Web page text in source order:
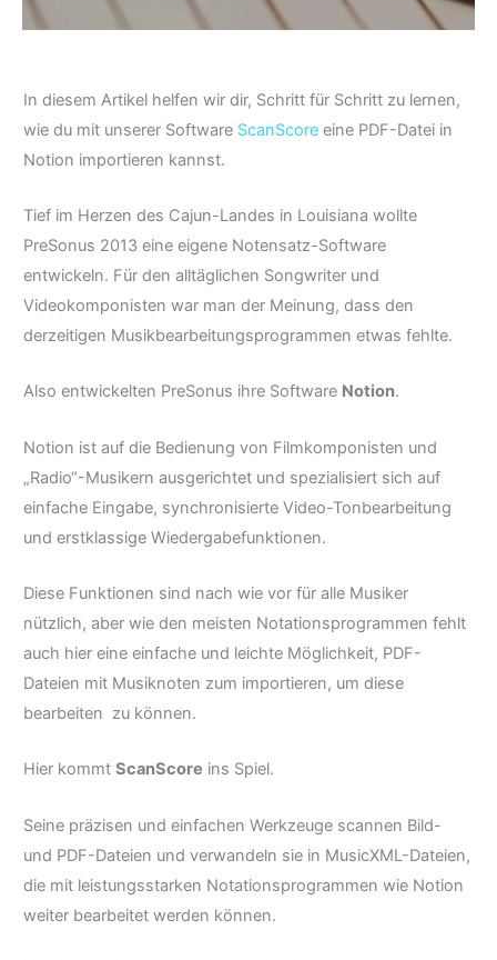
In diesem Artikel helfen wir dir, Schritt für Schritt zu lernen,
wie du mit unserer Software ScanScore eine PDF-Datei in
Notion importieren kannst.
Tief im Herzen des Cajun-Landes in Louisiana wollte
PreSonus 2013 eine eigene Notensatz-Software
entwickeln. Für den alltäglichen Songwriter und
Videokomponisten war man der Meinung, dass den
derzeitigen Musikbearbeitungsprogrammen etwas fehlte.
Also entwickelten PreSonus ihre Software Notion.
Notion ist auf die Bedienung von Filmkomponisten und
„Radio“-Musikern ausgerichtet und spezialisiert sich auf
einfache Eingabe, synchronisierte Video-Tonbearbeitung
und erstklassige Wiedergabefunktionen.
Diese Funktionen sind nach wie vor für alle Musiker
nützlich, aber wie den meisten Notationsprogrammen fehlt
auch hier eine einfache und leichte Möglichkeit, PDF-
Dateien mit Musiknoten zum importieren, um diese
bearbeiten zu können.
Hier kommt ScanScore ins Spiel.
Seine präzisen und einfachen Werkzeuge scannen Bild-
und PDF-Dateien und verwandeln sie in MusicXML-Dateien,
die mit leistungsstarken Notationsprogrammen wie Notion
weiter bearbeitet werden können.